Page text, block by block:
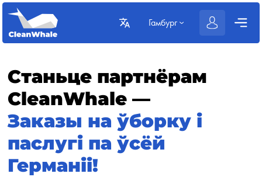
Гамбург
Станьце партнёрам
CleanWhale —
Заказы на ўборку і
паслугі па ўсёй
Германіі!